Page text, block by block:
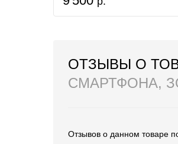
ОТЗЫВЫ О
СМАРТФОНА,
Отзывов о данном товаре